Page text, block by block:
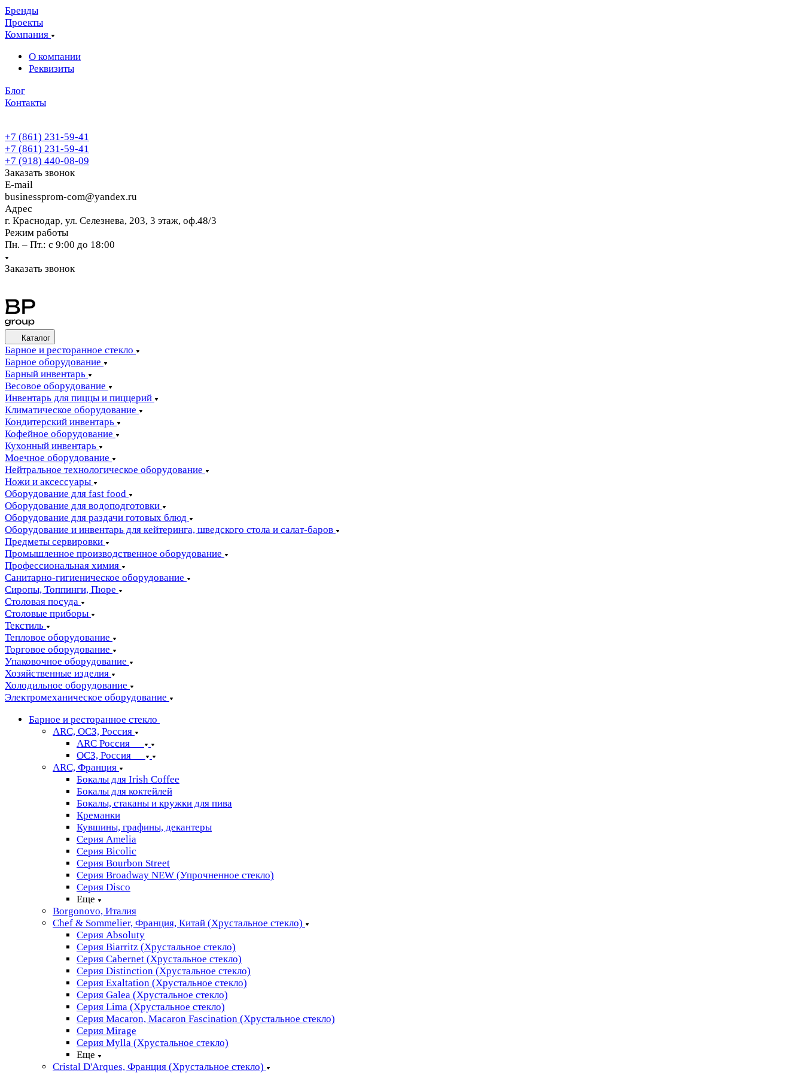
Бренды
Проекты
Компания
О компании
Реквизиты
Блог
Контакты
+7 (861) 231-59-41
+7 (861) 231-59-41
+7 (918) 440-08-09
Заказать звонок
E-mail
businessprom-com@yandex.ru
Адрес
г. Краснодар, ул. Селезнева, 203, 3 этаж, оф.48/3
Режим работы
Пн. – Пт.: с 9:00 до 18:00
Заказать звонок
Каталог
Барное и ресторанное стекло
Барное оборудование
Барный инвентарь
Весовое оборудование
Инвентарь для пиццы и пиццерий
Климатическое оборудование
Кондитерский инвентарь
Кофейное оборудование
Кухонный инвентарь
Моечное оборудование
Нейтральное технологическое оборудование
Ножи и аксессуары
Оборудование для fast food
Оборудование для водоподготовки
Оборудование для раздачи готовых блюд
Оборудование и инвентарь для кейтеринга, шведского стола и салат-баров
Предметы сервировки
Промышленное производственное оборудование
Профессиональная химия
Санитарно-гигиеническое оборудование
Сиропы, Топпинги, Пюре
Столовая посуда
Столовые приборы
Текстиль
Тепловое оборудование
Торговое оборудование
Упаковочное оборудование
Хозяйственные изделия
Холодильное оборудование
Электромеханическое оборудование
Барное и ресторанное стекло
ARC, ОСЗ, Россия
ARC Россия
ОСЗ, Россия
ARC, Франция
Бокалы для Irish Coffee
Бокалы для коктейлей
Бокалы, стаканы и кружки для пива
Креманки
Кувшины, графины, декантеры
Серия Amelia
Серия Bicolic
Серия Bourbon Street
Серия Broadway NEW (Упрочненное стекло)
Серия Disco
Еще
Borgonovo, Италия
Chef & Sommelier, Франция, Китай (Хрустальное стекло)
Серия Absoluty
Серия Biarritz (Хрустальное стекло)
Серия Cabernet (Хрустальное стекло)
Серия Distinction (Хрустальное стекло)
Серия Exaltation (Хрустальное стекло)
Серия Galea (Хрустальное стекло)
Серия Lima (Хрустальное стекло)
Серия Macaron, Macaron Fascination (Хрустальное стекло)
Серия Mirage
Серия Mylla (Хрустальное стекло)
Еще
Cristal D'Arques, Франция (Хрустальное стекло)